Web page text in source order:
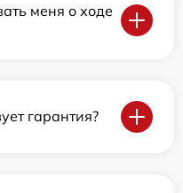
меня о ходе
гарантия?